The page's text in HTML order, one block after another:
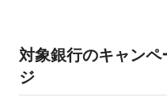
株式会社あいち銀行
株式会社池田泉州銀行
対象銀行のキャン
ジ